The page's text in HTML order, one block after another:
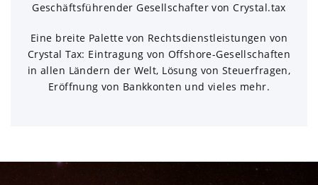
Geschäftsführender Gesellschafter von Crystal.tax
Eine breite Palette von Rechtsdienstleistungen von
Crystal Tax: Eintragung von Offshore-Gesellschaften
in allen Ländern der Welt, Lösung von Steuerfragen,
Eröffnung von Bankkonten und vieles mehr.